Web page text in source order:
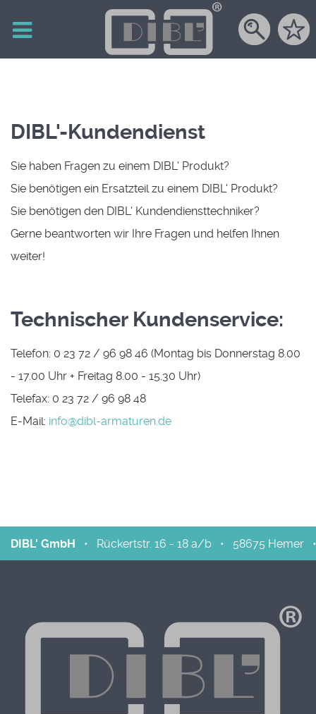
DIBL'-Kundendienst
Sie haben Fragen zu einem DIBL' Produkt?
Sie benötigen ein Ersatzteil zu einem DIBL' Produkt?
Sie benötigen den DIBL' Kundendiensttechniker?
Gerne beantworten wir Ihre Fragen und helfen Ihnen
weiter!
Technischer Kundenservice:
Telefon: 0 23 72 / 96 98 46 (Montag bis Donnerstag 8.00
- 17.00 Uhr + Freitag 8.00 - 15.30 Uhr)
Telefax: 0 23 72 / 96 98 48
E-Mail: info@dibl-armaturen.de
DIBL' GmbH • Rückertstr. 16 - 18 a/b • 58675 Hemer